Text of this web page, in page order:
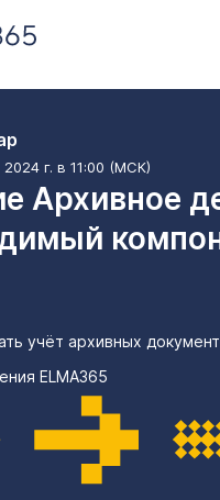
г. в 11:00 (МСК)
Архивное
учёт архивных
ELMA365